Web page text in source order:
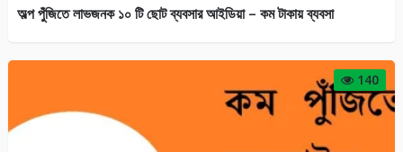
অল্প পুঁজিতে লাভজনক ১০ টি ছোট ব্যবসার আইডিয়া – কম টাকায় ব্যবসা
140